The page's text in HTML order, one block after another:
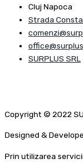
Cluj Napoca
Strada
SURPLUS SRL
Copyright © 2022
Designed &
Prin utilizarea